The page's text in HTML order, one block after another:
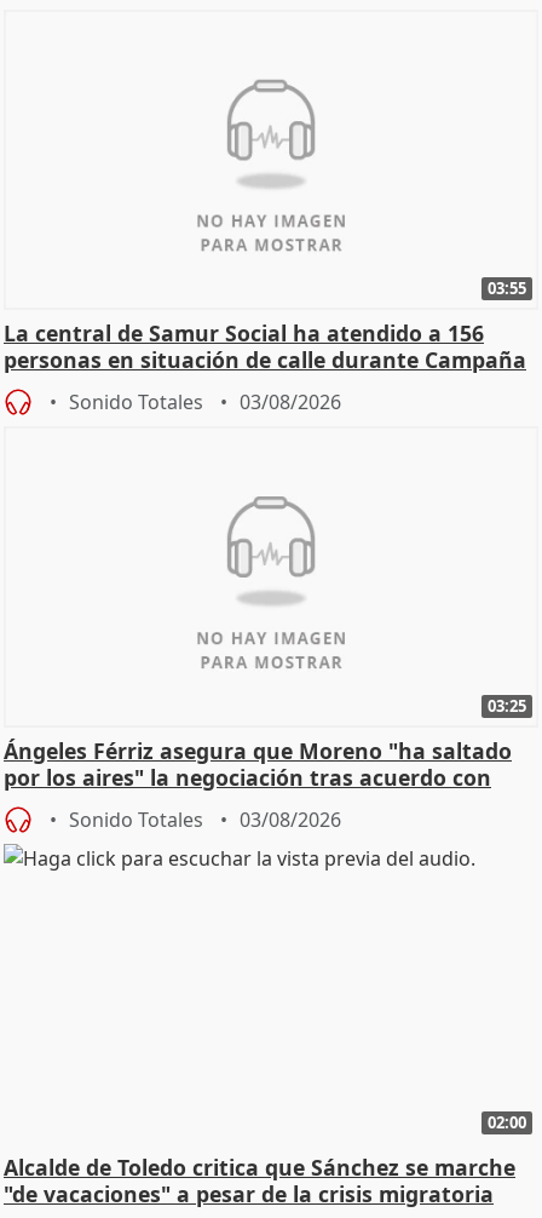
03:55
La central de Samur Social ha atendido a 156
personas en situación de calle durante Campaña
de Calor
Sonido Totales 03/08/2026
03:25
Ángeles Férriz asegura que Moreno "ha saltado
por los aires" la negociación tras acuerdo con
SMA
Sonido Totales 03/08/2026
02:00
Alcalde de Toledo critica que Sánchez se marche
"de vacaciones" a pesar de la crisis migratoria